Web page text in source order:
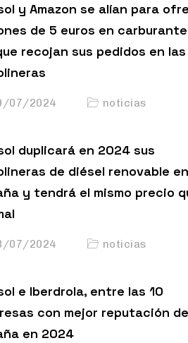
y Amazon se alían para
de 5 euros en
recojan sus pedidos en las
07/2024 noticias
duplicará en 2024 sus
de diésel renovable en
y tendrá el mismo precio
07/2024 noticias
e Iberdrola, entre las 10
con mejor reputación de
en 2024